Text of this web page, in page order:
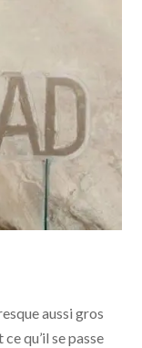
aussi gros
qu’il se passe